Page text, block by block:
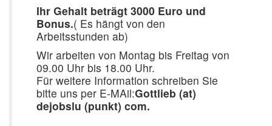
Ihr Gehalt beträgt 3000 Euro und
Bonus.( Es hängt von den
Arbeitsstunden ab)
Wir arbeiten von Montag bis Freitag von
09.00 Uhr bis 18.00 Uhr.
Für weitere Information schreiben Sie
bitte uns per E-MAil:Gottlieb (at)
dejobslu (punkt) com.